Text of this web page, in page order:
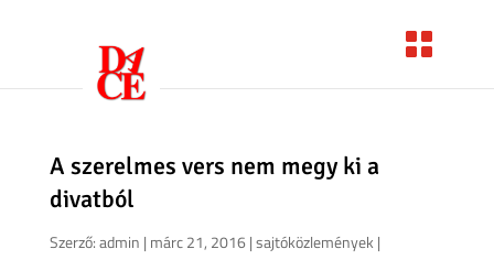
A szerelmes vers nem megy ki a
divatból
Szerző:admin | márc 21, 2016|sajtóközlemények |